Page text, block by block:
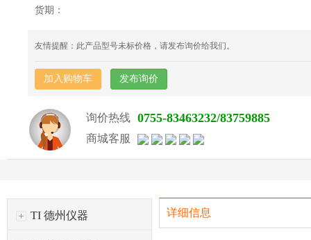
货期：
友情提醒：此产品型号未标价格，请发布询价给我们。
加入购物车 发布询价
询价热线 0755-83463232/83759885
商城客服
TI 德州仪器 详细信息